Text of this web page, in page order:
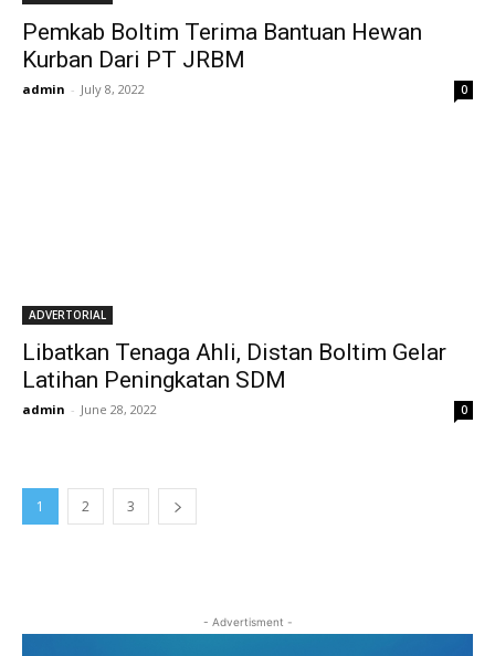
Pemkab Boltim Terima Bantuan Hewan
Kurban Dari PT JRBM
admin - July 8, 2022 0
ADVERTORIAL
Libatkan Tenaga Ahli, Distan Boltim Gelar
Latihan Peningkatan SDM
admin - June 28, 2022 0
1 2 3
- Advertisment -